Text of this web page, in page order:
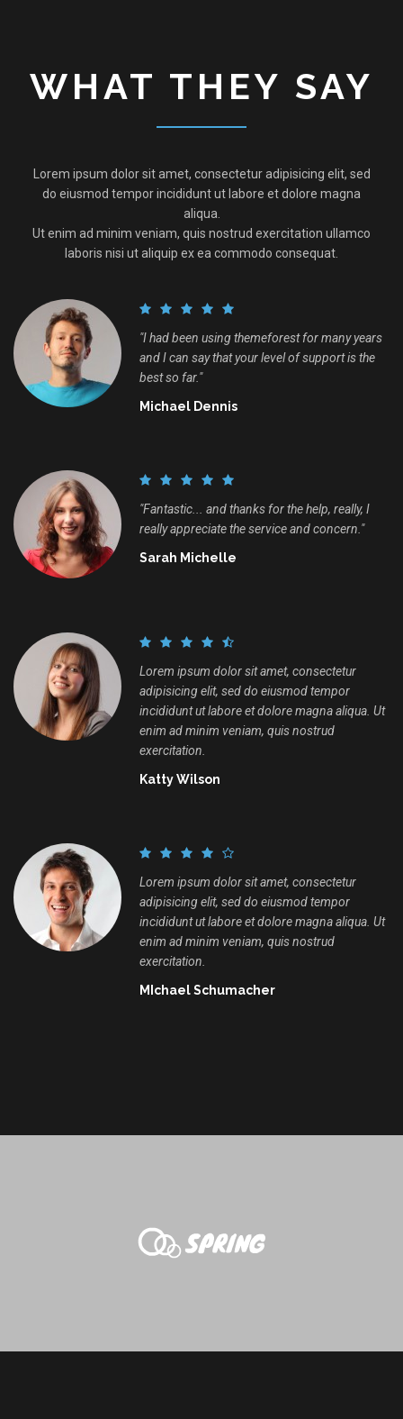
WHAT THEY SAY
Lorem ipsum dolor sit amet, consectetur adipisicing elit, sed
do eiusmod tempor incididunt ut labore et dolore magna
aliqua.
Ut enim ad minim veniam, quis nostrud exercitation ullamco
laboris nisi ut aliquip ex ea commodo consequat.
"I had been using themeforest for many years
and I can say that your level of support is the
best so far."
Michael Dennis
"Fantastic... and thanks for the help, really, I
really appreciate the service and concern."
Sarah Michelle
Lorem ipsum dolor sit amet, consectetur
adipisicing elit, sed do eiusmod tempor
incididunt ut labore et dolore magna aliqua. Ut
enim ad minim veniam, quis nostrud
exercitation.
Katty Wilson
Lorem ipsum dolor sit amet, consectetur
adipisicing elit, sed do eiusmod tempor
incididunt ut labore et dolore magna aliqua. Ut
enim ad minim veniam, quis nostrud
exercitation.
MIchael Schumacher